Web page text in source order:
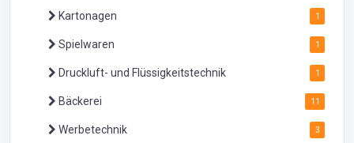
Kartonagen 1
Spielwaren 1
Druckluft- und Flüssigkeitstechnik 1
Bäckerei 11
Werbetechnik 3